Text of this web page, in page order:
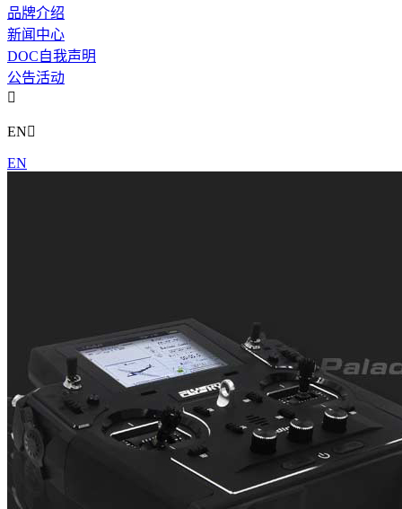
品牌介绍
新闻中心
DOC自我声明
公告活动

EN
EN